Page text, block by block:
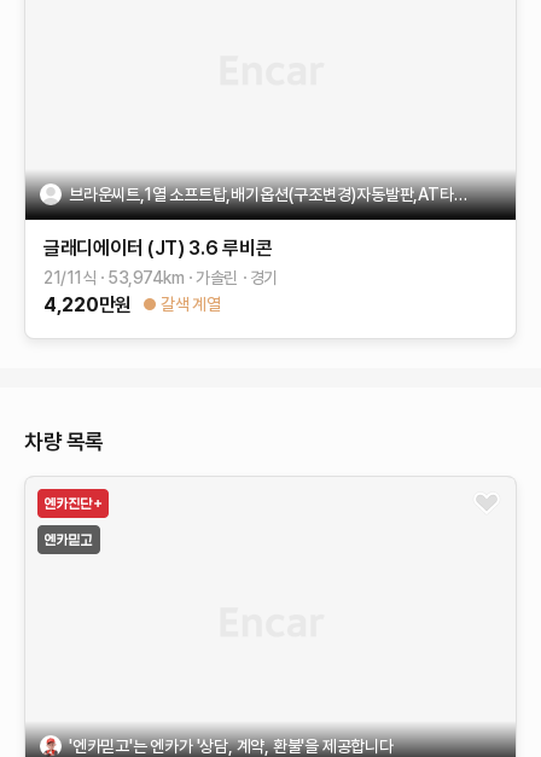
브라운씨트,1열 소프트탑,배기옵션(구조변경)자동발판,AT타이어
글래디에이터 (JT) 3.6 루비콘
21/11식 53,974km 가솔린 경기
4,220만원 갈색 계열
차량 목록
'엔카믿고'는 엔카가 '상담, 계약, 환불'을 제공합니다